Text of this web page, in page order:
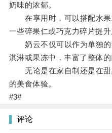
奶味的浓郁。
在享用时，可以搭配水果
一些碎果仁或巧克力碎片提升
奶云不仅可以作为单独的
淇淋或果冻中，丰富了整体的
无论是在家自制还是在甜
的美食体验。
#3#
评论